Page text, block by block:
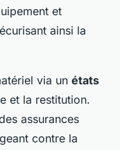
et
ainsi la
via un états
et la restitution.
assurances
contre la